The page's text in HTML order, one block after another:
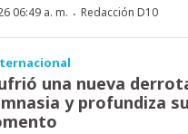
06:49 a. m. · Redacción D10
una nueva
y profundiza su